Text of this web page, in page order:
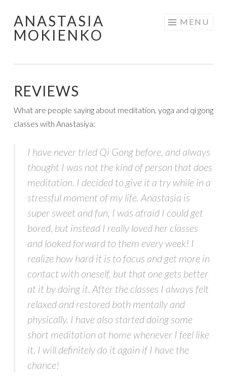
Skip
to
ANASTASIA
MOKIENKO
MENU
REVIEWS
What are people saying about meditation, yoga and qi gong
classes with Anastasiya:
I have never tried Qi Gong before, and always
thought I was not the kind of person that does
meditation. I decided to give it a try while in a
stressful moment of my life. Anastasia is
super sweet and fun, I was afraid I could get
bored, but instead I really loved her classes
and looked forward to them every week! I
realize how hard it is to focus and get more in
contact with oneself, but that one gets better
at it by doing it. After the classes I always felt
relaxed and restored both mentally and
physically. I have also started doing some
short meditation at home whenever I feel like
it. I will definitely do it again if I have the
chance!